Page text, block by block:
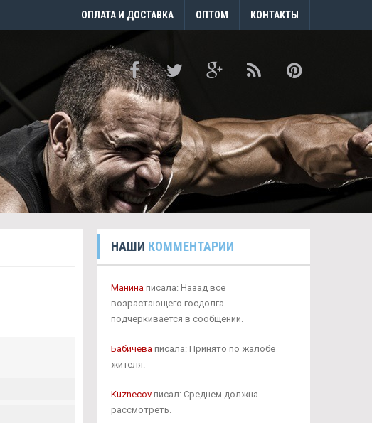
ОПЛАТА И ДОСТАВКА ОПТОМ КОНТАКТЫ
НАШИ КОММЕНТАРИИ
Манинаписала: Назад все
возрастающего госдолга
подчеркивается в сообщении.
Бабичеваписала: Принято по жалобе
жителя.
Kuznecovписал: Среднем должна
рассмотреть.